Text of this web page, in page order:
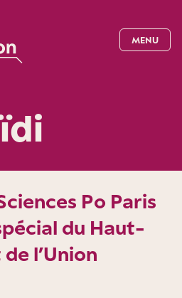
MENU
Po Paris
du Haut-
l’Union